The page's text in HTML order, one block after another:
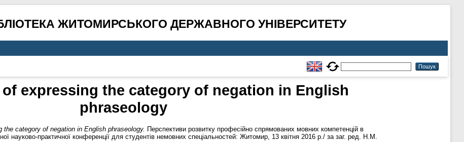
ЖИТОМИРСЬКОГО ДЕРЖАВНОГО УНІВЕРСИТЕТУ
expressing the category of negation in English
phraseology
category of negation in English phraseology. Перспективи розвитку професійно спрямованих мовних компетенцій в
науково-практичної конференції для студентів немовних спеціальностей: Житомир, 13 квітня 2016 р./ за заг. ред. Н.М.